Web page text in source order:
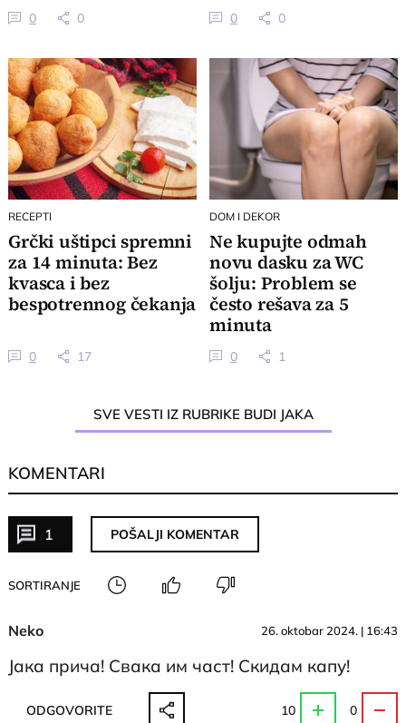
0 0 0 0
RECEPTI
Grčki uštipci spremni
za 14 minuta: Bez
kvasca i bez
bespotrennog čekanja
0 17
DOM I DEKOR
Ne kupujte odmah
novu dasku za WC
šolju: Problem se
često rešava za 5
minuta
0 1
SVE VESTI IZ RUBRIKE BUDI JAKA
KOMENTARI
1 POŠALJI KOMENTAR
SORTIRANJE
Neko 26. oktobar 2024. | 16:43
Јака прича! Свака им част! Скидам капу!
ODGOVORITE 10 0